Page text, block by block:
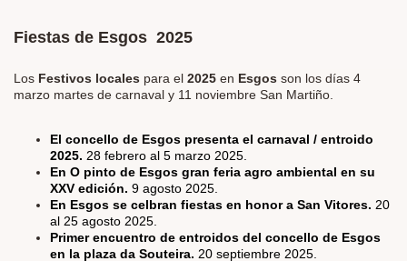
Fiestas de Esgos 2025
Los Festivos locales para el 2025 en Esgos son los días 4
marzo martes de carnaval y 11 noviembre San Martiño.
El concello de Esgos presenta el carnaval / entroido
2025. 28 febrero al 5 marzo 2025.
En O pinto de Esgos gran feria agro ambiental en su
XXV edición. 9 agosto 2025.
En Esgos se celbran fiestas en honor a San Vitores. 20
al 25 agosto 2025.
Primer encuentro de entroidos del concello de Esgos
en la plaza da Souteira. 20 septiembre 2025.